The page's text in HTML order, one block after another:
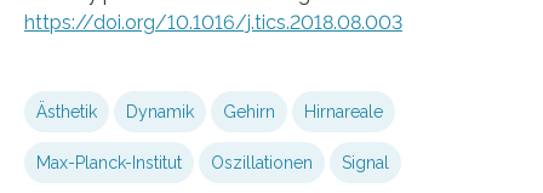
https://doi.org/10.1016/j.tics.2018.08.003
Ästhetik Dynamik Gehirn Hirnareale
Max-Planck-Institut Oszillationen Signal